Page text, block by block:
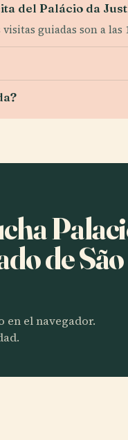
del Palácio da
guiadas son a las
de
el navegador.